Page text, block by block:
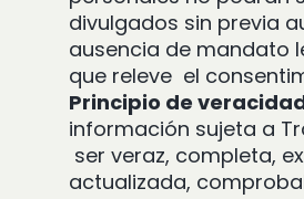
divulgados sin previa
ausencia de mandato
que releve el
Principio de
información sujeta a
ser veraz, completa,
actualizada,